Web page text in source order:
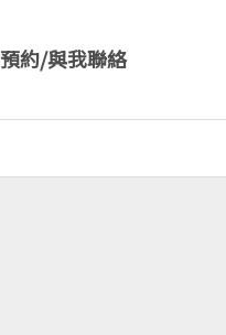
預約/與我聯絡